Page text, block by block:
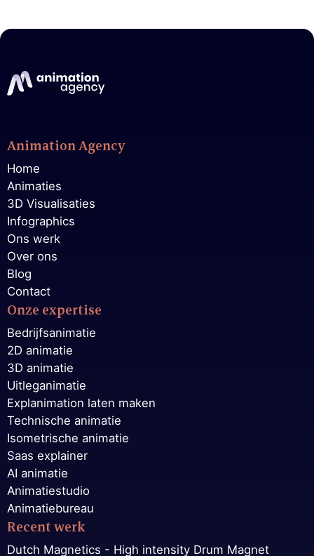
Animation Agency
Home
Animaties
3D Visualisaties
Infographics
Ons werk
Over ons
Blog
Contact
Onze expertise
Bedrijfsanimatie
2D animatie
3D animatie
Uitleganimatie
Explanimation laten maken
Technische animatie
Isometrische animatie
Saas explainer
AI animatie
Animatiestudio
Animatiebureau
Recent werk
Dutch Magnetics - High intensity Drum Magnet